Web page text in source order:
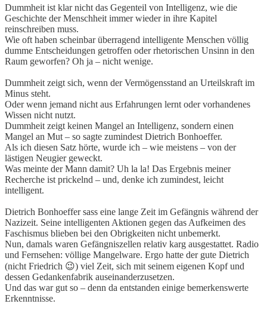
Dummheit ist klar nicht das Gegenteil von Intelligenz, wie die
Geschichte der Menschheit immer wieder in ihre Kapitel
reinschreiben muss.
Wie oft haben scheinbar überragend intelligente Menschen völlig
dumme Entscheidungen getroffen oder rhetorischen Unsinn in den
Raum geworfen? Oh ja – nicht wenige.
Dummheit zeigt sich, wenn der Vermögensstand an Urteilskraft im
Minus steht.
Oder wenn jemand nicht aus Erfahrungen lernt oder vorhandenes
Wissen nicht nutzt.
Dummheit zeigt keinen Mangel an Intelligenz, sondern einen
Mangel an Mut – so sagte zumindest Dietrich Bonhoeffer.
Als ich diesen Satz hörte, wurde ich – wie meistens – von der
lästigen Neugier geweckt.
Was meinte der Mann damit? Uh la la! Das Ergebnis meiner
Recherche ist prickelnd – und, denke ich zumindest, leicht
intelligent.
Dietrich Bonhoeffer sass eine lange Zeit im Gefängnis während der
Nazizeit. Seine intelligenten Aktionen gegen das Aufkeimen des
Faschismus blieben bei den Obrigkeiten nicht unbemerkt.
Nun, damals waren Gefängniszellen relativ karg ausgestattet. Radio
und Fernsehen: völlige Mangelware. Ergo hatte der gute Dietrich
(nicht Friedrich 😉) viel Zeit, sich mit seinem eigenen Kopf und
dessen Gedankenfabrik auseinanderzusetzen.
Und das war gut so – denn da entstanden einige bemerkenswerte
Erkenntnisse.